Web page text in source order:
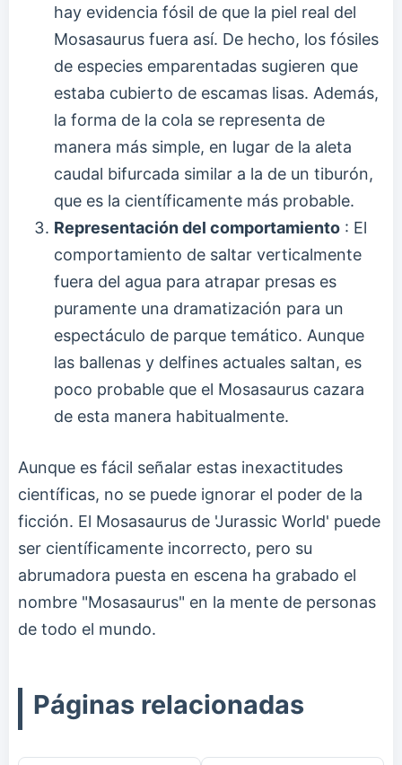
hay evidencia fósil de que la piel real del
Mosasaurus fuera así. De hecho, los fósiles
de especies emparentadas sugieren que
estaba cubierto de escamas lisas. Además,
la forma de la cola se representa de
manera más simple, en lugar de la aleta
caudal bifurcada similar a la de un tiburón,
que es la científicamente más probable.
Representación del comportamiento : El
comportamiento de saltar verticalmente
fuera del agua para atrapar presas es
puramente una dramatización para un
espectáculo de parque temático. Aunque
las ballenas y delfines actuales saltan, es
poco probable que el Mosasaurus cazara
de esta manera habitualmente.
Aunque es fácil señalar estas inexactitudes
científicas, no se puede ignorar el poder de la
ficción. El Mosasaurus de 'Jurassic World' puede
ser científicamente incorrecto, pero su
abrumadora puesta en escena ha grabado el
nombre "Mosasaurus" en la mente de personas
de todo el mundo.
Páginas relacionadas